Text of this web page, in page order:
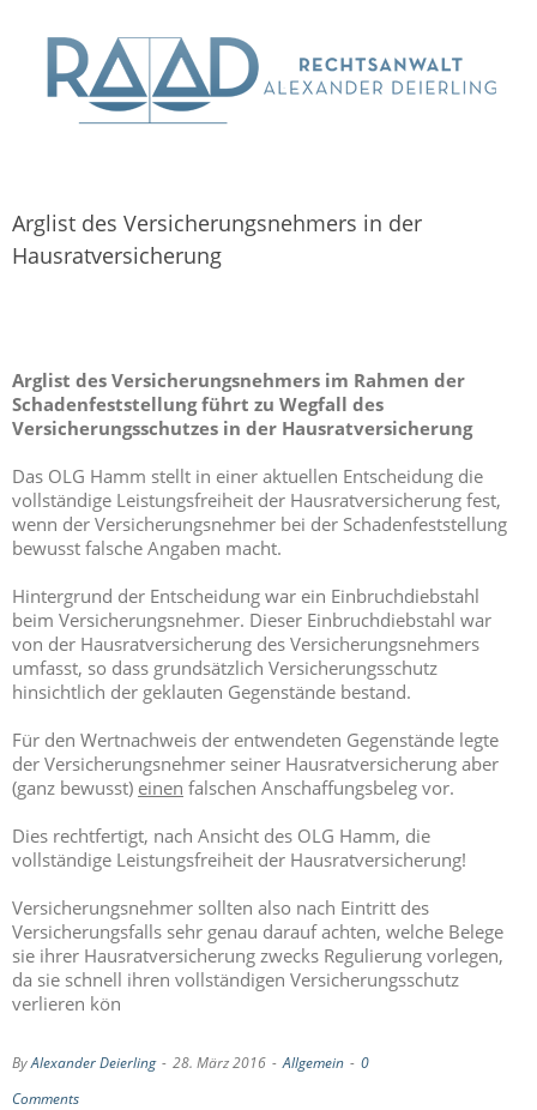
Arglist des Versicherungsnehmers in der
Hausratversicherung
Arglist des Versicherungsnehmers im Rahmen der
Schadenfeststellung führt zu Wegfall des
Versicherungsschutzes in der Hausratversicherung
Das OLG Hamm stellt in einer aktuellen Entscheidung die
vollständige Leistungsfreiheit der Hausratversicherung fest,
wenn der Versicherungsnehmer bei der Schadenfeststellung
bewusst falsche Angaben macht.
Hintergrund der Entscheidung war ein Einbruchdiebstahl
beim Versicherungsnehmer. Dieser Einbruchdiebstahl war
von der Hausratversicherung des Versicherungsnehmers
umfasst, so dass grundsätzlich Versicherungsschutz
hinsichtlich der geklauten Gegenstände bestand.
Für den Wertnachweis der entwendeten Gegenstände legte
der Versicherungsnehmer seiner Hausratversicherung aber
(ganz bewusst) einen falschen Anschaffungsbeleg vor.
Dies rechtfertigt, nach Ansicht des OLG Hamm, die
vollständige Leistungsfreiheit der Hausratversicherung!
Versicherungsnehmer sollten also nach Eintritt des
Versicherungsfalls sehr genau darauf achten, welche Belege
sie ihrer Hausratversicherung zwecks Regulierung vorlegen,
da sie schnell ihren vollständigen Versicherungsschutz
verlieren kön
ByAlexander Deierling - 28. März 2016 - Allgemein - 0
Comments